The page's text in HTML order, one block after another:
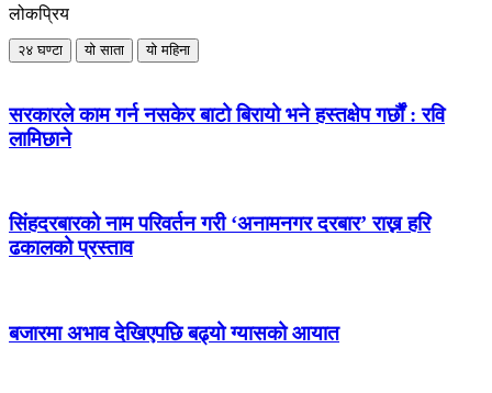
लोकप्रिय
२४ घण्टा यो साता यो महिना
सरकारले काम गर्न नसकेर बाटो बिरायो भने हस्तक्षेप गर्छौं : रवि
लामिछाने
सिंहदरबारको नाम परिवर्तन गरी ‘अनामनगर दरबार’ राख्न हरि
ढकालको प्रस्ताव
बजारमा अभाव देखिएपछि बढ्यो ग्यासको आयात